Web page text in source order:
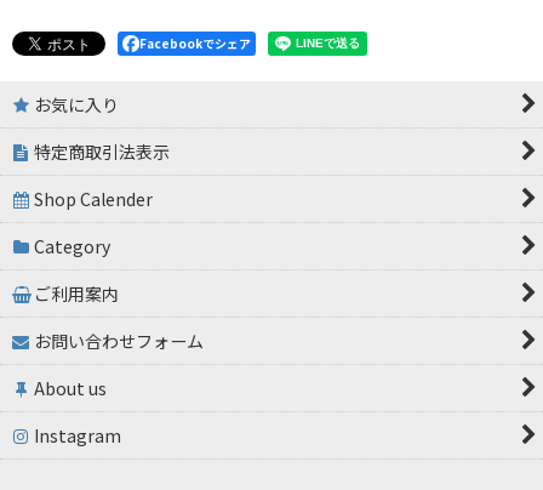
Facebookでシェア
お気に入り
特定商取引法表示
Shop Calender
Category
ご利用案内
お問い合わせフォーム
About us
Instagram